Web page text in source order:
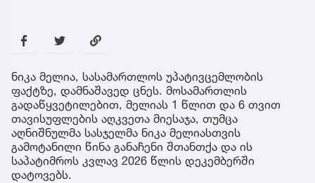
ნიკა მელია, სასამართლოს უპატივცემლობის
ფაქტზე, დამნაშავედ ცნეს. მოსამართლის
გადაწყვეტილებით, მელიას 1 წლით და 6 თვით
თავისუფლების აღკვეთა მიესაჯა, თუმცა
აღნიშნულმა სასჯელმა ნიკა მელიასთვის
გამოტანილი წინა განაჩენი შთანთქა და ის
საპატიმროს კვლავ 2026 წლის დეკემბერში
დატოვებს.